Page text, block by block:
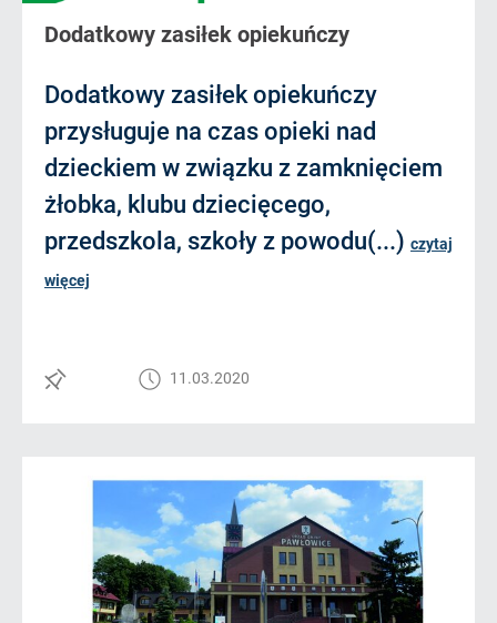
Dodatkowy zasiłek opiekuńczy
Dodatkowy zasiłek opiekuńczy
przysługuje na czas opieki nad
dzieckiem w związku z zamknięciem
żłobka, klubu dziecięcego,
przedszkola, szkoły z powodu(...) czytaj
więcej
11.03.2020